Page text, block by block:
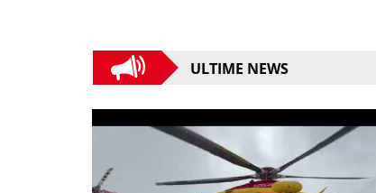
ULTIME NEWS